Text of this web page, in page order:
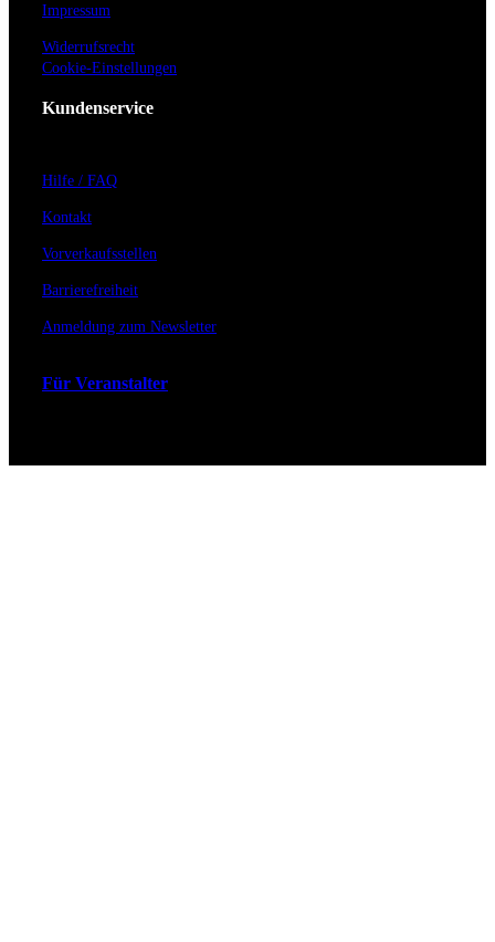
Impressum
Widerrufsrecht
Cookie-Einstellungen
Kundenservice
Hilfe / FAQ
Kontakt
Vorverkaufsstellen
Barrierefreiheit
Anmeldung zum Newsletter
Für Veranstalter